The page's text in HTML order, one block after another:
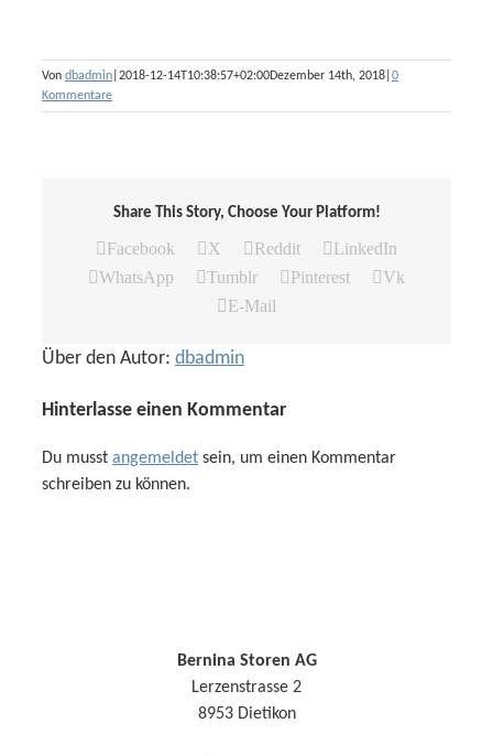
Von dbadmin 2018-12-14T10:38:57+02:00Dezember 14th, 2018 0
Kommentare
Share This Story, Choose Your Platform!
Facebook X Reddit
LinkedIn
WhatsApp
Tumblr Pinterest
Vk
E-Mail
Über den Autor: dbadmin
Hinterlasse einen Kommentar
Du musst angemeldet sein, um einen Kommentar
schreiben zu können.
Bernina Storen AG
Lerzenstrasse 2
8953 Dietikon